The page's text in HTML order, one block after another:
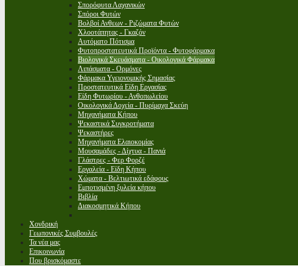
Σπορόφυτα Λαχανικών
Σπόροι Φυτών
Βολβοί Ανθεων - Ριζώματα Φυτών
Χλοοτάπητας - Γκαζόν
Αυτόματο Πότισμα
Φυτοπροστατευτικά Προϊόντα - Φυτοφάρμακα
Βιολογικά Σκευάσματα - Οικολογικά Φάρμακα
Λιπάσματα - Ορμόνες
Φάρμακα Υγειονομικής Σημασίας
Προστατευτικά Είδη Εργασίας
Είδη Φυτωρίου - Ανθοπωλείου
Οικολογικά Δοχεία - Πυρίμαχα Σκεύη
Μηχανήματα Κήπου
Ψεκαστικά Συγκροτήματα
Ψεκαστήρες
Μηχανήματα Ελαιοκομίας
Μουσαμάδες - Δίχτυα - Πανιά
Γλάστρες - Φερ Φορζέ
Εργαλεία - Είδη Κήπου
Χώματα - Βελτιωτικά εδάφους
Εμποτισμένη ξυλεία κήπου
Βιβλία
Διακοσμητικά Κήπου
Χονδρική
Γεωπονικές Συμβουλές
Τα νέα μας
Επικοινωνία
Που βρισκόμαστε